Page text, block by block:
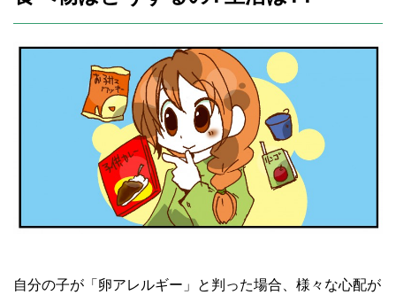
自分の子が「卵アレルギー」と判った場合、様々な心配が